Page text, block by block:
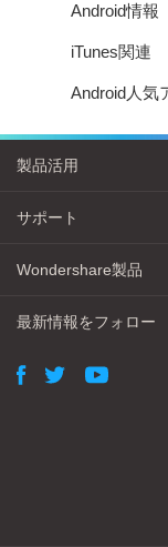
Android情報
iTunes関連
Android人気
製品活用
サポート
Wondershare製品
最新情報をフォロー